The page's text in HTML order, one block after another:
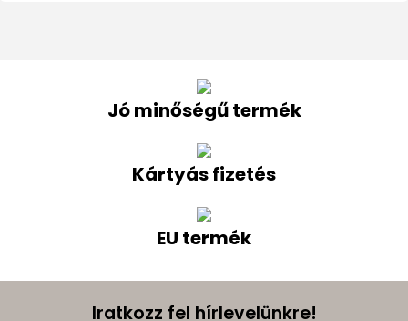
Jó minőségű termék
Kártyás fizetés
EU termék
Iratkozz fel hírlevelünkre!